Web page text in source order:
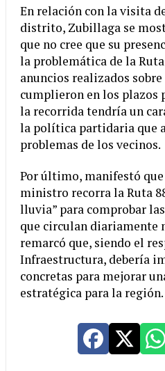
En relación con la visita
distrito, Zubillaga se
que no cree que su
la problemática de la
anuncios realizados sobre
cumplieron en los plazos
la recorrida tendría un
la política partidaria que
problemas de los vecinos.
Por último, manifestó
ministro recorra la Ruta
lluvia” para comprobar
que circulan diariamente
remarcó que, siendo el
Infraestructura, debería
concretas para mejorar
estratégica para la región.